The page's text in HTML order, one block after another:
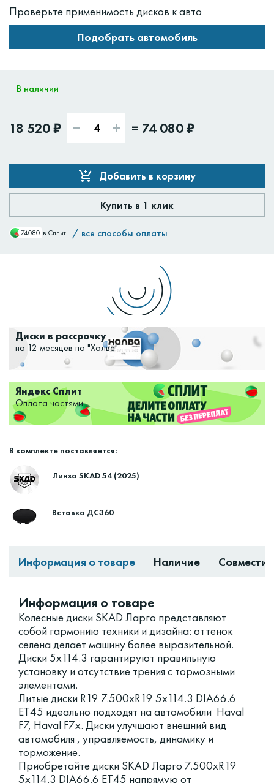
Проверьте применимость дисков к авто
Подобрать автомобиль
В наличии
18 520 ₽ = 74 080 ₽
Добавить в корзину
Купить в 1 клик
74080 в Сплит / все способы оплаты
Диски в рассрочку
на 12 месяцев по "Халве"
Яндекс Сплит
Оплата частями
В комплекте поставляется:
Линза SKAD 54 (2025)
Вставка ДС360
Информация о товаре Наличие
Информация о товаре
Колесные диски SKAD Ларго представляют
собой гармонию техники и дизайна: оттенок
селена делает машину более выразительной.
Диски 5x114.3 гарантируют правильную
установку и отсутствие трения с тормозными
элементами.
Литые диски R19 7.500xR19 5x114.3 DIA66.6
ET45 идеально подходят на автомобили Haval
F7, Haval F7x. Диски улучшают внешний вид
автомобиля , управляемость, динамику и
торможение.
Приобретайте диски SKAD Ларго 7.500xR19
5x114.3 DIA66.6 ET45 напрямую от